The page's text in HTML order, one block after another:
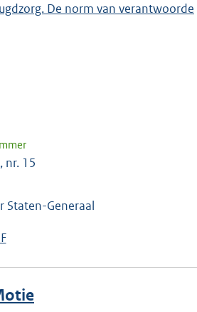
De norm van verantwoorde
nr. 15
Staten-Generaal